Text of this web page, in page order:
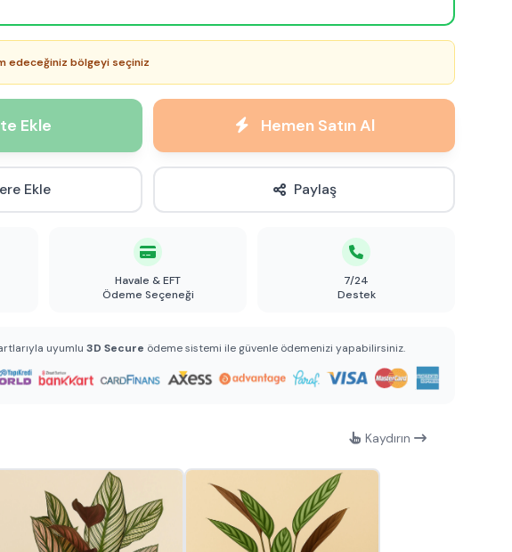
edeceğiniz bölgeyi seçiniz
Ekle Hemen Satın Al
Ekle Paylaş
Havale & EFT
Ödeme Seçeneği
7/24
Destek
uyumlu 3D Secure ödeme sistemi ile güvenle ödemenizi yapabilirsiniz.
Kaydırın